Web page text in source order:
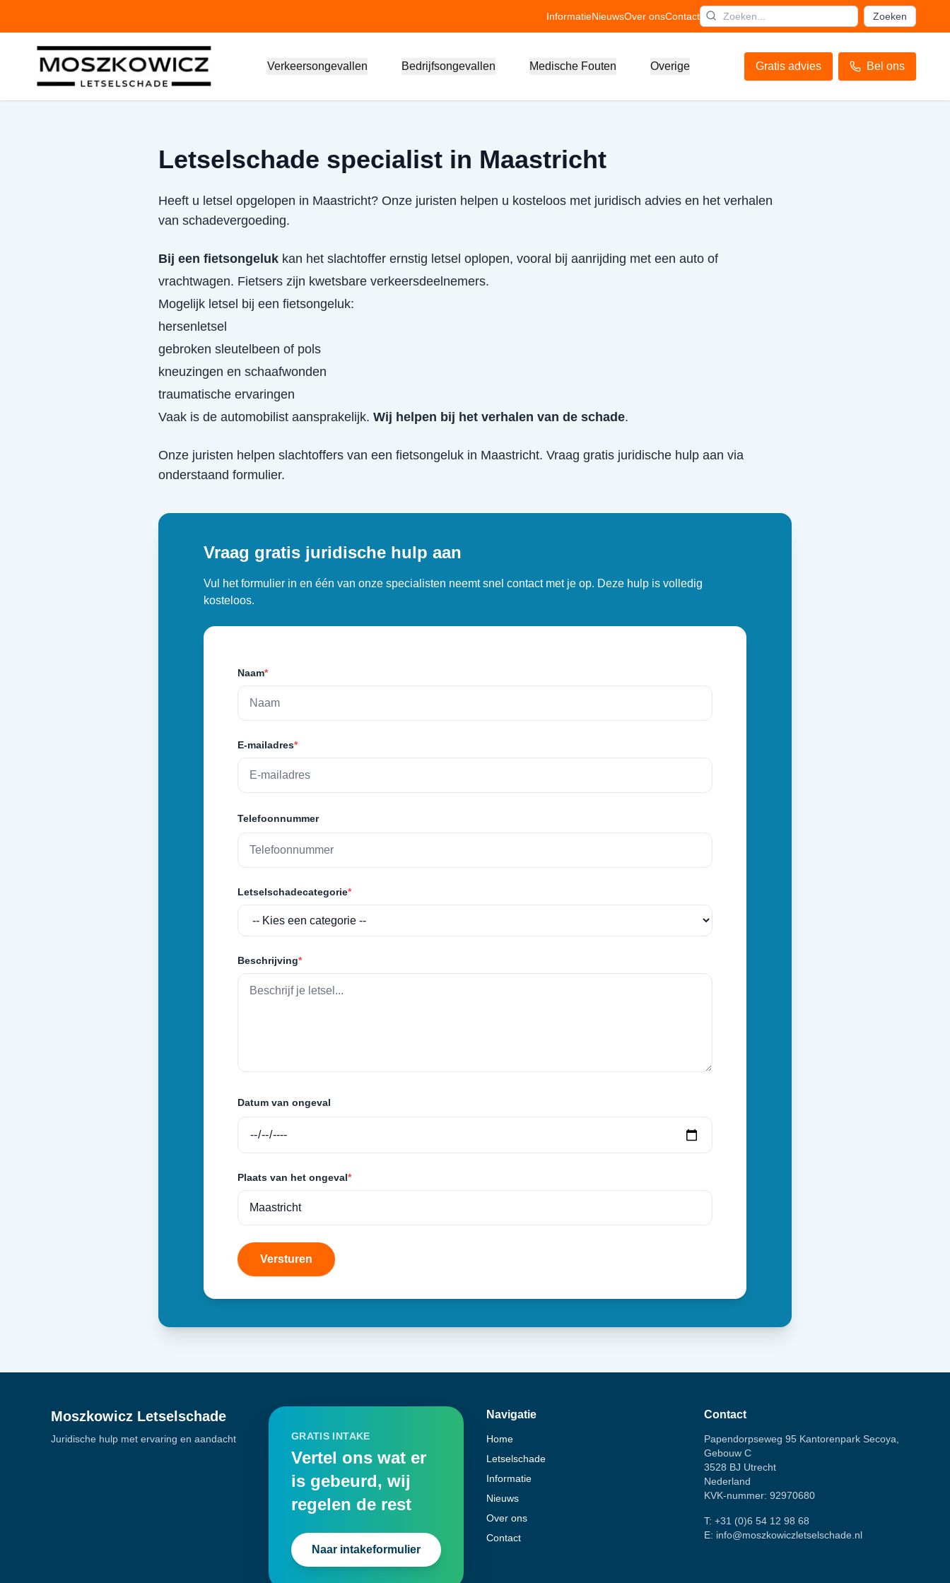
InformatieNieuwsOver onsContact Zoeken
Verkeersongevallen Bedrijfsongevallen Medische Fouten Overige Gratis advies Bel ons
Letselschade specialist in Maastricht
Heeft u letsel opgelopen in Maastricht? Onze juristen helpen u kosteloos met juridisch advies en het verhalen
van schadevergoeding.
Bij een fietsongeluk kan het slachtoffer ernstig letsel oplopen, vooral bij aanrijding met een auto of
vrachtwagen. Fietsers zijn kwetsbare verkeersdeelnemers.
Mogelijk letsel bij een fietsongeluk:
hersenletsel
gebroken sleutelbeen of pols
kneuzingen en schaafwonden
traumatische ervaringen
Vaak is de automobilist aansprakelijk. Wij helpen bij het verhalen van de schade.
Onze juristen helpen slachtoffers van een fietsongeluk in Maastricht. Vraag gratis juridische hulp aan via
onderstaand formulier.
Vraag gratis juridische hulp aan
Vul het formulier in en één van onze specialisten neemt snel contact met je op. Deze hulp is volledig
kosteloos.
Naam*
E-mailadres*
Telefoonnummer
Letselschadecategorie*
Beschrijving*
Datum van ongeval
Plaats van het ongeval*
Versturen
Moszkowicz Letselschade
Juridische hulp met ervaring en aandacht GRATIS INTAKE
Vertel ons wat er
is gebeurd, wij
regelen de rest
Naar intakeformulier
Navigatie
Home
Letselschade
Informatie
Nieuws
Over ons
Contact
Contact
Papendorpseweg 95 Kantorenpark Secoya,
Gebouw C
3528 BJ Utrecht
Nederland
KVK-nummer: 92970680
T: +31 (0)6 54 12 98 68
E: info@moszkowiczletselschade.nl